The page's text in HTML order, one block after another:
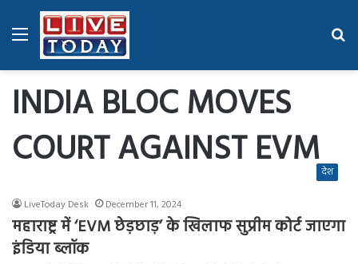
Menu
INDIA BLOC MOVES
COURT AGAINST EVMदेश
LiveToday Desk December 11, 2024
महाराष्ट्र में ‘EVM छेड़छाड़’ के खिलाफ सुप्रीम कोर्ट जाएगा
इंडिया ब्लॉक